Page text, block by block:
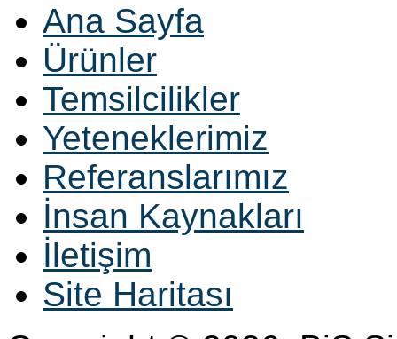
Ana Sayfa
Ürünler
Temsilcilikler
Yeteneklerimiz
Referanslarımız
İnsan Kaynakları
İletişim
Site Haritası